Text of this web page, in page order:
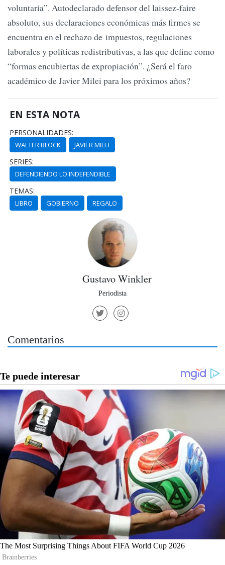
voluntaria”. Autodeclarado defensor del laissez-faire
absoluto, sus declaraciones económicas más firmes se
encuentra en el rechazo de impuestos, regulaciones
laborales y políticas redistributivas, a las que define como
“formas encubiertas de expropiación”. ¿Será el faro
académico de Javier Milei para los próximos años?
EN ESTA NOTA
PERSONALIDADES:
WALTER BLOCK JAVIER MILEI
SERIES:
DEFENDIENDO LO INDEFENDIBLE
TEMAS:
LIBRO GOBIERNO REGALO
Gustavo Winkler
Periodista
Comentarios